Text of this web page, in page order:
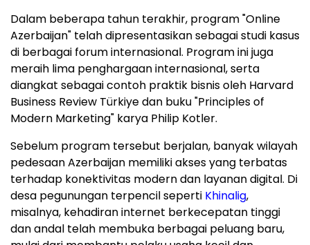
Dalam beberapa tahun terakhir, program "Online
Azerbaijan" telah dipresentasikan sebagai studi kasus
di berbagai forum internasional. Program ini juga
meraih lima penghargaan internasional, serta
diangkat sebagai contoh praktik bisnis oleh Harvard
Business Review Türkiye dan buku "Principles of
Modern Marketing" karya Philip Kotler.
Sebelum program tersebut berjalan, banyak wilayah
pedesaan Azerbaijan memiliki akses yang terbatas
terhadap konektivitas modern dan layanan digital. Di
desa pegunungan terpencil seperti Khinalig,
misalnya, kehadiran internet berkecepatan tinggi
dan andal telah membuka berbagai peluang baru,